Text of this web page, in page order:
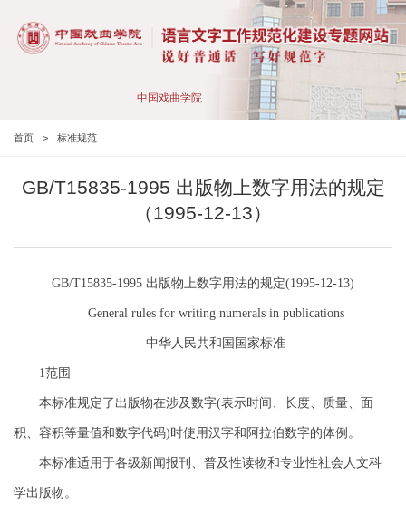
中国戏曲学院
首页 > 标准规范
GB/T15835-1995 出版物上数字用法的规定
（1995-12-13）
GB/T15835-1995 出版物上数字用法的规定(1995-12-13)
General rules for writing numerals in publications
中华人民共和国国家标准
1范围
本标准规定了出版物在涉及数字(表示时间、长度、质量、面
积、容积等量值和数字代码)时使用汉字和阿拉伯数字的体例。
本标准适用于各级新闻报刊、普及性读物和专业性社会人文科
学出版物。